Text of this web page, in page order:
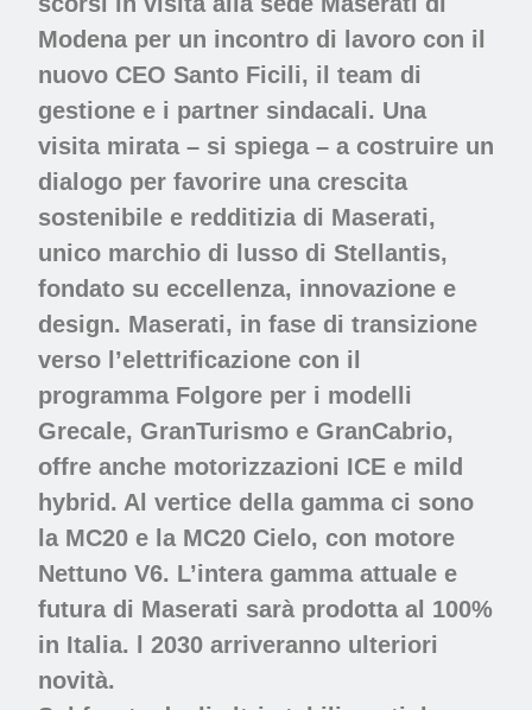
Modena per un incontro di lavoro con il
nuovo CEO Santo Ficili, il team di
gestione e i partner sindacali. Una
visita mirata – si spiega – a costruire un
dialogo per favorire una crescita
sostenibile e redditizia di Maserati,
unico marchio di lusso di Stellantis,
fondato su eccellenza, innovazione e
design. Maserati, in fase di transizione
verso l’elettrificazione con il
programma Folgore per i modelli
Grecale, GranTurismo e GranCabrio,
offre anche motorizzazioni ICE e mild
hybrid. Al vertice della gamma ci sono
la MC20 e la MC20 Cielo, con motore
Nettuno V6. L’intera gamma attuale e
futura di Maserati sarà prodotta al 100%
in Italia. l 2030 arriveranno ulteriori
novità.